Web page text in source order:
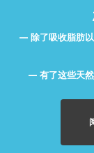
除了吸收脂肪
有了这些天